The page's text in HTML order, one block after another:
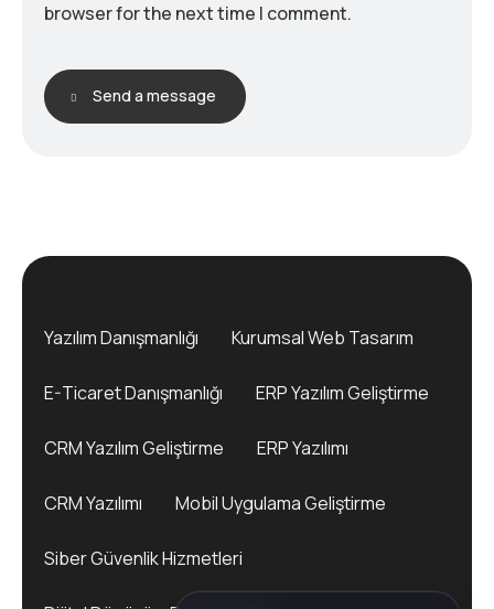
browser for the next time I comment.
Send a message
Yazılım Danışmanlığı Kurumsal Web Tasarım
E-Ticaret Danışmanlığı ERP Yazılım Geliştirme
CRM Yazılım Geliştirme ERP Yazılımı
CRM Yazılımı Mobil Uygulama Geliştirme
Siber Güvenlik Hizmetleri